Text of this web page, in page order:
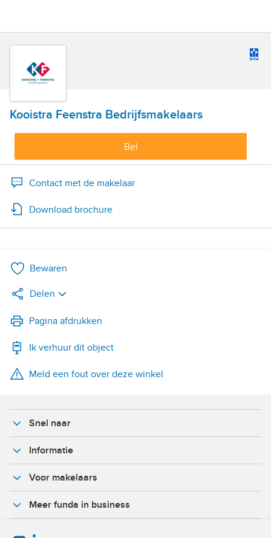
Kooistra Feenstra Bedrijfsmakelaars
Bel
Contact met de makelaar
Download brochure
Bewaren
Delen
LinkedIn
WhatsApp
X
Pagina afdrukken
Ik verhuur dit object
Meld een fout over deze winkel
Snel naar
Informatie
Voor makelaars
Meer funda in business